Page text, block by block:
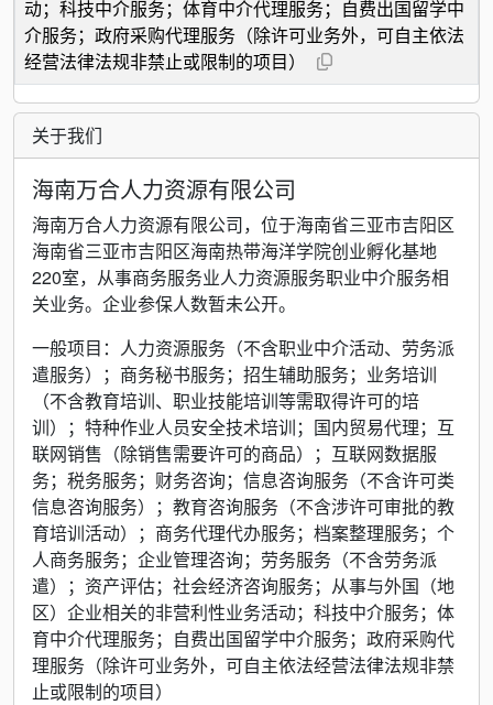
动；科技中介服务；体育中介代理服务；自费出国留学中
介服务；政府采购代理服务（除许可业务外，可自主依法
经营法律法规非禁止或限制的项目）
关于我们
海南万合人力资源有限公司
海南万合人力资源有限公司，位于海南省三亚市吉阳区
海南省三亚市吉阳区海南热带海洋学院创业孵化基地
220室，从事商务服务业人力资源服务职业中介服务相
关业务。企业参保人数暂未公开。
一般项目：人力资源服务（不含职业中介活动、劳务派
遣服务）；商务秘书服务；招生辅助服务；业务培训
（不含教育培训、职业技能培训等需取得许可的培
训）；特种作业人员安全技术培训；国内贸易代理；互
联网销售（除销售需要许可的商品）；互联网数据服
务；税务服务；财务咨询；信息咨询服务（不含许可类
信息咨询服务）；教育咨询服务（不含涉许可审批的教
育培训活动）；商务代理代办服务；档案整理服务；个
人商务服务；企业管理咨询；劳务服务（不含劳务派
遣）；资产评估；社会经济咨询服务；从事与外国（地
区）企业相关的非营利性业务活动；科技中介服务；体
育中介代理服务；自费出国留学中介服务；政府采购代
理服务（除许可业务外，可自主依法经营法律法规非禁
止或限制的项目）